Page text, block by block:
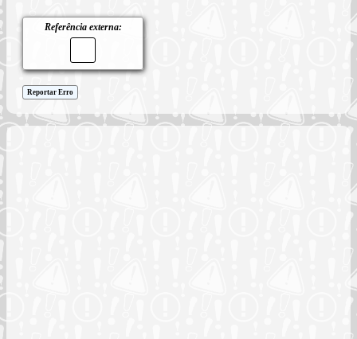
Referência externa:
Reportar Erro